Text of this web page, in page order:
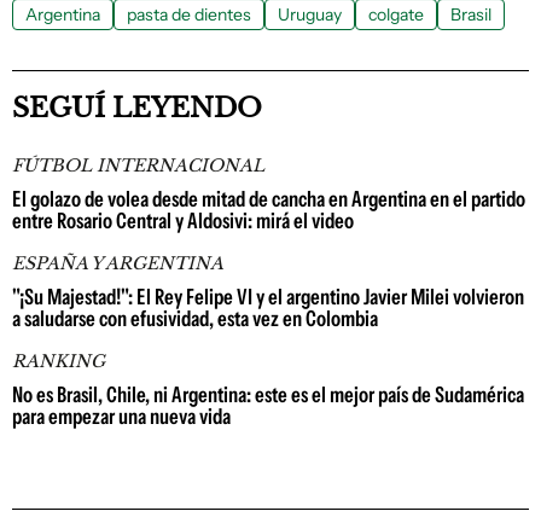
Argentina pasta de dientes Uruguay colgate Brasil
SEGUÍ LEYENDO
FÚTBOL INTERNACIONAL
El golazo de volea desde mitad de cancha en Argentina en el partido
entre Rosario Central y Aldosivi: mirá el video
ESPAÑA Y ARGENTINA
"¡Su Majestad!": El Rey Felipe VI y el argentino Javier Milei volvieron
a saludarse con efusividad, esta vez en Colombia
RANKING
No es Brasil, Chile, ni Argentina: este es el mejor país de Sudamérica
para empezar una nueva vida